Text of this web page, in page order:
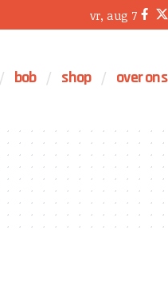
vr, aug 7
bob shop over ons